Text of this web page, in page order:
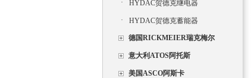
· HYDAC贺德克继电器
· HYDAC贺德克蓄能器
德国RICKMEIER瑞克梅尔
意大利ATOS阿托斯
美国ASCO阿斯卡